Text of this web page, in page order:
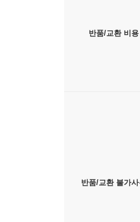
반품/교환 비용
반품/교환 불가